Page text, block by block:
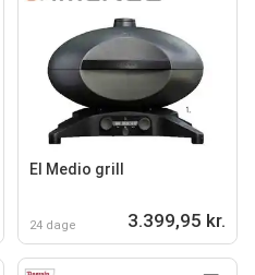
El Medio grill
24 dage 3.399,95 kr.